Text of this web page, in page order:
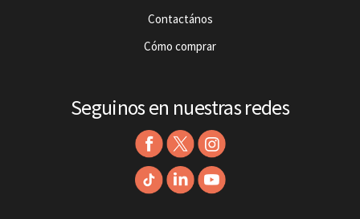
Contactános
Cómo comprar
Seguinos en nuestras redes